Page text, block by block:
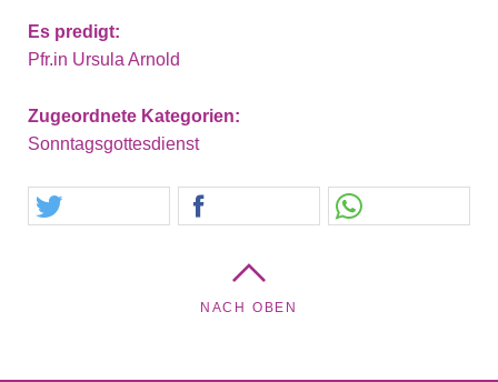
Es predigt:
Pfr.in Ursula Arnold
Zugeordnete Kategorien:
Sonntagsgottesdienst
NACH OBEN